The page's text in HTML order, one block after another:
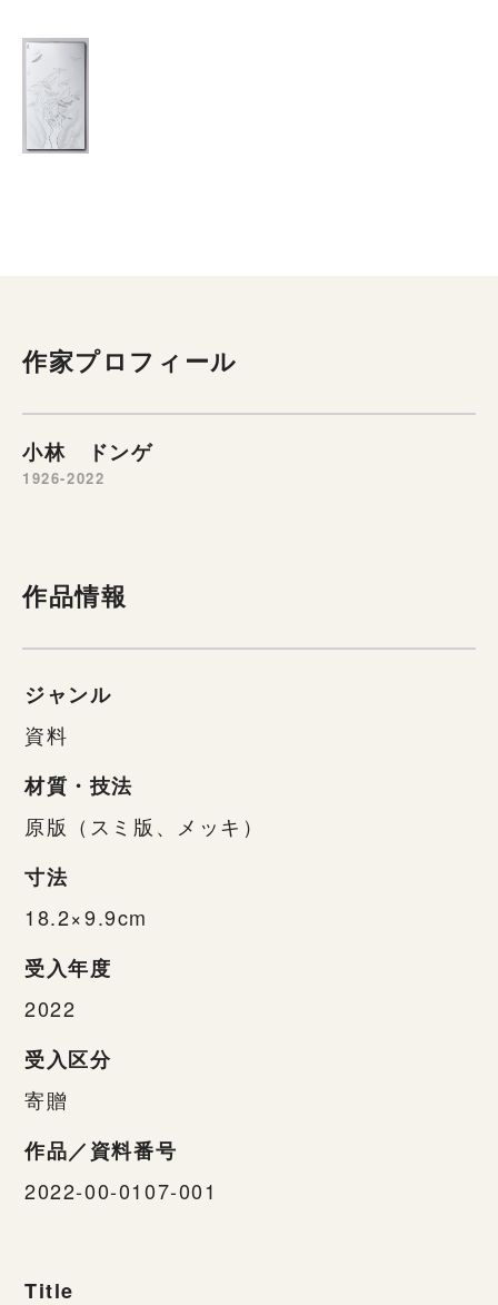
作家プロフィール
小林 ドンゲ
1926-2022
作品情報
ジャンル
資料
材質・技法
原版（スミ版、メッキ）
寸法
18.2×9.9cm
受入年度
2022
受入区分
寄贈
作品／資料番号
2022-00-0107-001
Title